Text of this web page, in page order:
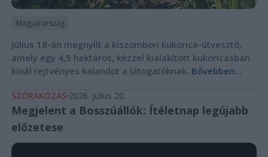
Magyarország
Július 18-án megnyílt a kiszombori kukorica-útvesztő,
amely egy 4,5 hektáros, kézzel kialakított kukoricásban
kínál rejtvényes kalandot a látogatóknak. Bővebben...
SZÓRAKOZÁS 2026. július 20.
Megjelent a Bosszúállók: Ítéletnap legújabb
előzetese